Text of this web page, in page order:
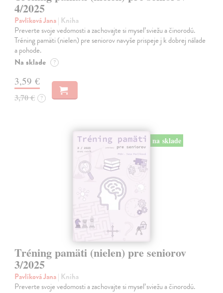
4/2025
Pavlíková Jana| Kniha
Preverte svoje vedomosti a zachovajte si myseľ sviežu a činorodú.
Tréning pamäti (nielen) pre seniorov navyše prispeje j k dobrej nálade
a pohode.
Na sklade ?
3,59 €
3,70 € ?
na sklade
Tréning pamäti (nielen) pre seniorov
3/2025
Pavlíková Jana| Kniha
Preverte svoje vedomosti a zachovajte si myseľ sviežu a činorodú.